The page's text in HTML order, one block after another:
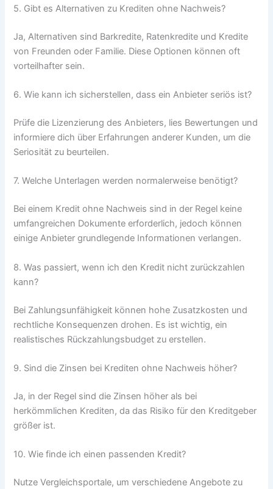
5. Gibt es Alternativen zu Krediten ohne Nachweis?
Ja, Alternativen sind Barkredite, Ratenkredite und Kredite
von Freunden oder Familie. Diese Optionen können oft
vorteilhafter sein.
6. Wie kann ich sicherstellen, dass ein Anbieter seriös ist?
Prüfe die Lizenzierung des Anbieters, lies Bewertungen und
informiere dich über Erfahrungen anderer Kunden, um die
Seriosität zu beurteilen.
7. Welche Unterlagen werden normalerweise benötigt?
Bei einem Kredit ohne Nachweis sind in der Regel keine
umfangreichen Dokumente erforderlich, jedoch können
einige Anbieter grundlegende Informationen verlangen.
8. Was passiert, wenn ich den Kredit nicht zurückzahlen
kann?
Bei Zahlungsunfähigkeit können hohe Zusatzkosten und
rechtliche Konsequenzen drohen. Es ist wichtig, ein
realistisches Rückzahlungsbudget zu erstellen.
9. Sind die Zinsen bei Krediten ohne Nachweis höher?
Ja, in der Regel sind die Zinsen höher als bei
herkömmlichen Krediten, da das Risiko für den Kreditgeber
größer ist.
10. Wie finde ich einen passenden Kredit?
Nutze Vergleichsportale, um verschiedene Angebote zu